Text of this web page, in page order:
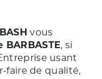
vous
BARBASTE, si
usant
faire de qualité,